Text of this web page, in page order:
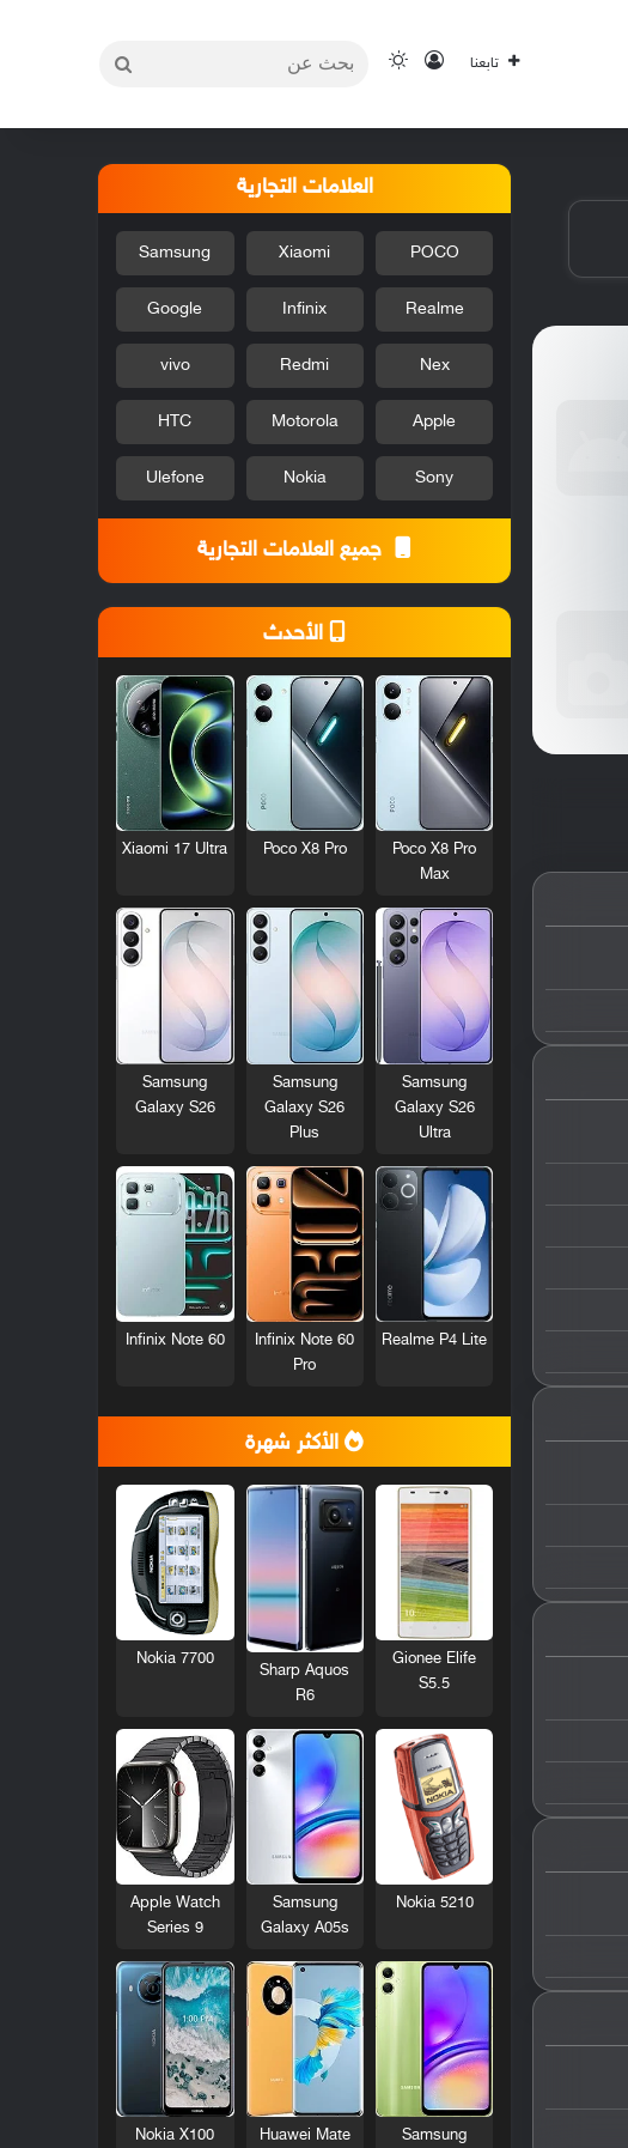
تابعنا تسجيل الدخول
الوضع المظلم
العلامات التجارية
POCO
Xiaomi
Samsung
Realme
Infinix
Google
Nex
Redmi
vivo
Apple
Motorola
HTC
Sony
Nokia
Ulefone
جميع العلامات التجارية
الأحدث
Poco X8 Pro
Max
Poco X8 Pro
Xiaomi 17 Ultra
Samsung
Galaxy S26
Ultra
Samsung
Galaxy S26
Plus
Samsung
Galaxy S26
Realme P4 Lite
Infinix Note 60
Pro
Infinix Note 60
الأكثر شهرة
Gionee Elife
S5.5
Sharp Aquos
R6
Nokia 7700
Nokia 5210
Samsung
Galaxy A05s
Apple Watch
Series 9
Samsung
Huawei Mate
Nokia X100